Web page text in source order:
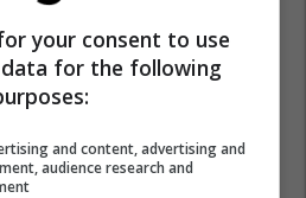
your consent to use
for the following
and content, advertising and
audience research and